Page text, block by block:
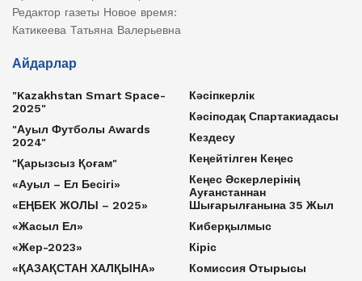
Редактор газеты Новое время:
Катикеева Татьяна Валерьевна
Айдарлар
"Kazakhstan Smart Space-
2025"
"Ауыл Футболы Awards
2024"
"Қарызсыз Қоғам"
«Ауыл – Ел Бесігі»
«ЕҢБЕК ЖОЛЫ – 2025»
«Жасыл Ел»
«Жер-2023»
«ҚАЗАҚСТАН ХАЛҚЫНА»
Кәсіпкерлік
Кәсіподақ Спартакиадасы
Кездесу
Кеңейтілген Кеңес
Кеңес Әскерлерінің
Ауғанстаннан
Шығарылғанына 35 Жыл
Киберқылмыс
Кіріс
Комиссия Отырысы